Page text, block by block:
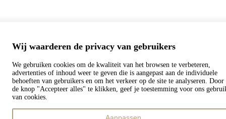
Wij waarderen de privacy van gebruikers
We gebruiken cookies om de kwaliteit van het browsen te verbeteren,
advertenties of inhoud weer te geven die is aangepast aan de individuele
behoeften van gebruikers en om het verkeer op de site te analyseren. Door
de knop "Accepteer alles" te klikken, geef je toestemming voor ons
van cookies.